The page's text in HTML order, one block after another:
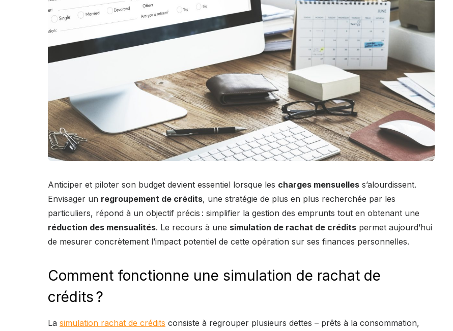
Anticiper et piloter son budget devient essentiel lorsque les charges mensuelles s’alourdissent.
Envisager un regroupement de crédits, une stratégie de plus en plus recherchée par les
particuliers, répond à un objectif précis : simplifier la gestion des emprunts tout en obtenant une
réduction des mensualités. Le recours à une simulation de rachat de crédits permet aujourd’hui
de mesurer concrètement l’impact potentiel de cette opération sur ses finances personnelles.
Comment fonctionne une simulation de rachat de
crédits ?
La simulation rachat de crédits consiste à regrouper plusieurs dettes – prêts à la consommation,